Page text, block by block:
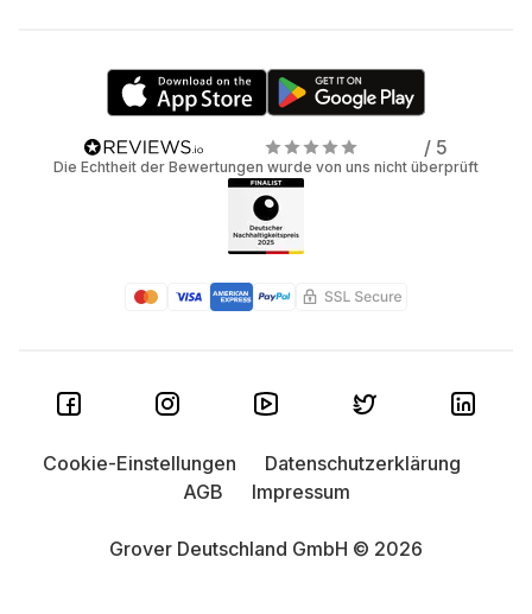
/ 5
Die Echtheit der Bewertungen wurde von uns nicht überprüft
Grover Deutschland GmbH © 2026
Cookie-Einstellungen
Datenschutzerklärung
AGB
Impressum